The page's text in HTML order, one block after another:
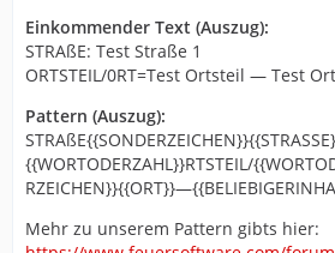
Einkommender Text (Auszug):
STRAßE: Test Straße 1
ORTSTEIL/0RT=Test Ortsteil — Test Ort
Pattern (Auszug):
{{WORTODERZAHL}}RTSTEIL/
Mehr zu unserem Pattern gibts hier: